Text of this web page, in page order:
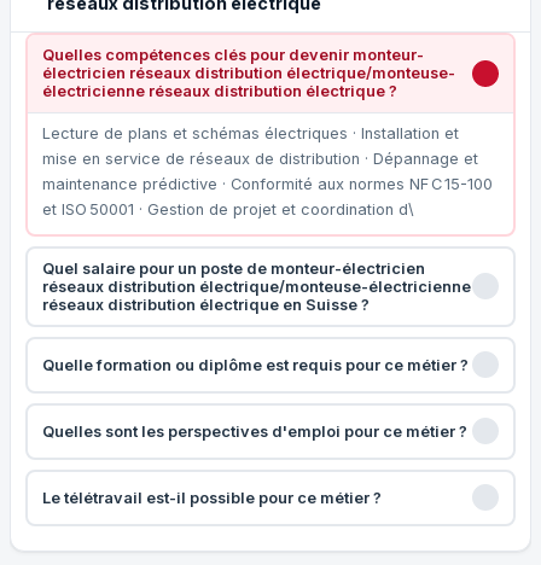
Quelles compétences clés pour devenir monteur-
électricien réseaux distribution électrique/monteuse-
électricienne réseaux distribution électrique ?
Lecture de plans et schémas électriques · Installation et
mise en service de réseaux de distribution · Dépannage et
maintenance prédictive · Conformité aux normes NF C 15-100
et ISO 50001 · Gestion de projet et coordination d\
Quel salaire pour un poste de monteur-électricien
réseaux distribution électrique/monteuse-électricienne
réseaux distribution électrique en Suisse ?
Quelle formation ou diplôme est requis pour ce métier ?
Quelles sont les perspectives d'emploi pour ce métier ?
Le télétravail est-il possible pour ce métier ?